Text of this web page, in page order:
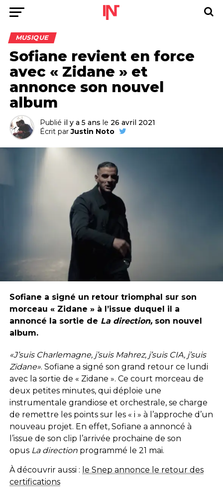
MUSIQUE
Sofiane revient en force
avec « Zidane » et
annonce son nouvel
album
Publié il y a 5 ans le 26 avril 2021
Écrit par Justin Noto
Sofiane a signé un retour triomphal sur son
morceau « Zidane » à l’issue duquel il a
annoncé la sortie de La direction, son nouvel
album.
«J’suis Charlemagne, j’suis Mahrez, j’suis CIA, j’suis
Zidane». Sofiane a signé son grand retour ce lundi
avec la sortie de « Zidane ». Ce court morceau de
deux petites minutes, qui déploie une
instrumentale grandiose et orchestrale, se charge
de remettre les points sur les « i » à l’approche d’un
nouveau projet. En effet, Sofiane a annoncé à
l’issue de son clip l’arrivée prochaine de son
opus La directionprogrammé le 21 mai.
À découvrir aussi : le Snep annonce le retour des
certifications